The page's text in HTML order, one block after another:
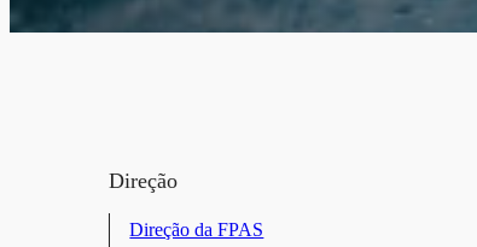
Direção
Direção da FPAS